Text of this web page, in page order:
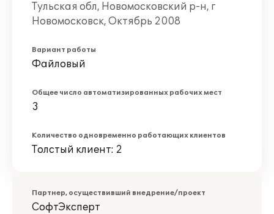
Тульская обл, Новомосковский р-н, г
Новомосковск, Октябрь 2008
Вариант работы
Файловый
Общее число автоматизированных рабочих мест
3
Количество одновременно работающих клиентов
Толстый клиент: 2
Партнер, осуществивший внедрение/проект
СофтЭксперт